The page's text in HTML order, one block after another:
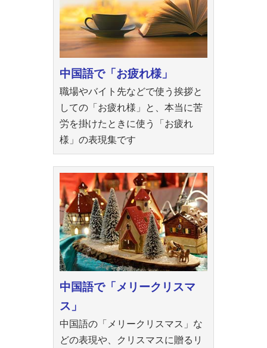
中国語で「お疲れ様」
職場やバイト先などで使う挨拶と
しての「お疲れ様」と、本当に苦
労を掛けたときに使う「お疲れ
様」の表現集です
中国語で「メリークリスマ
ス」
中国語の「メリークリスマス」な
どの表現や、クリスマスに贈るリ